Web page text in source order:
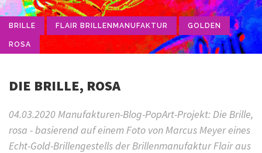
BRILLE FLAIR BRILLENMANUFAKTUR GOLDEN
ROSA
DIE BRILLE, ROSA
04.03.2020 Manufakturen-Blog-PopArt-Projekt: Die Brille,
rosa - basierend auf einem Foto von Marcus Meyer eines
Echt-Gold-Brillengestells der Brillenmanufaktur Flair aus